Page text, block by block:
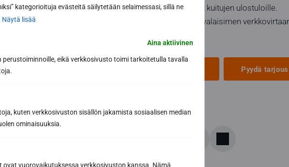
kategorioituja evästeitä säilytetään selaimessasi, sillä ne
Näytä lisää
Aina aktiivinen
eikä verkkosivusto toimi tarkoitetulla tavalla
kuten verkkosivuston sisällön jakamista sosiaalisen median
ominaisuuksia.
vuorovaikutuksessa verkkosivuston kanssa. Nämä
määrittää reiät kuitujen ulostuloille.
Muita käyttää valaisimen
Pyydä tarjous